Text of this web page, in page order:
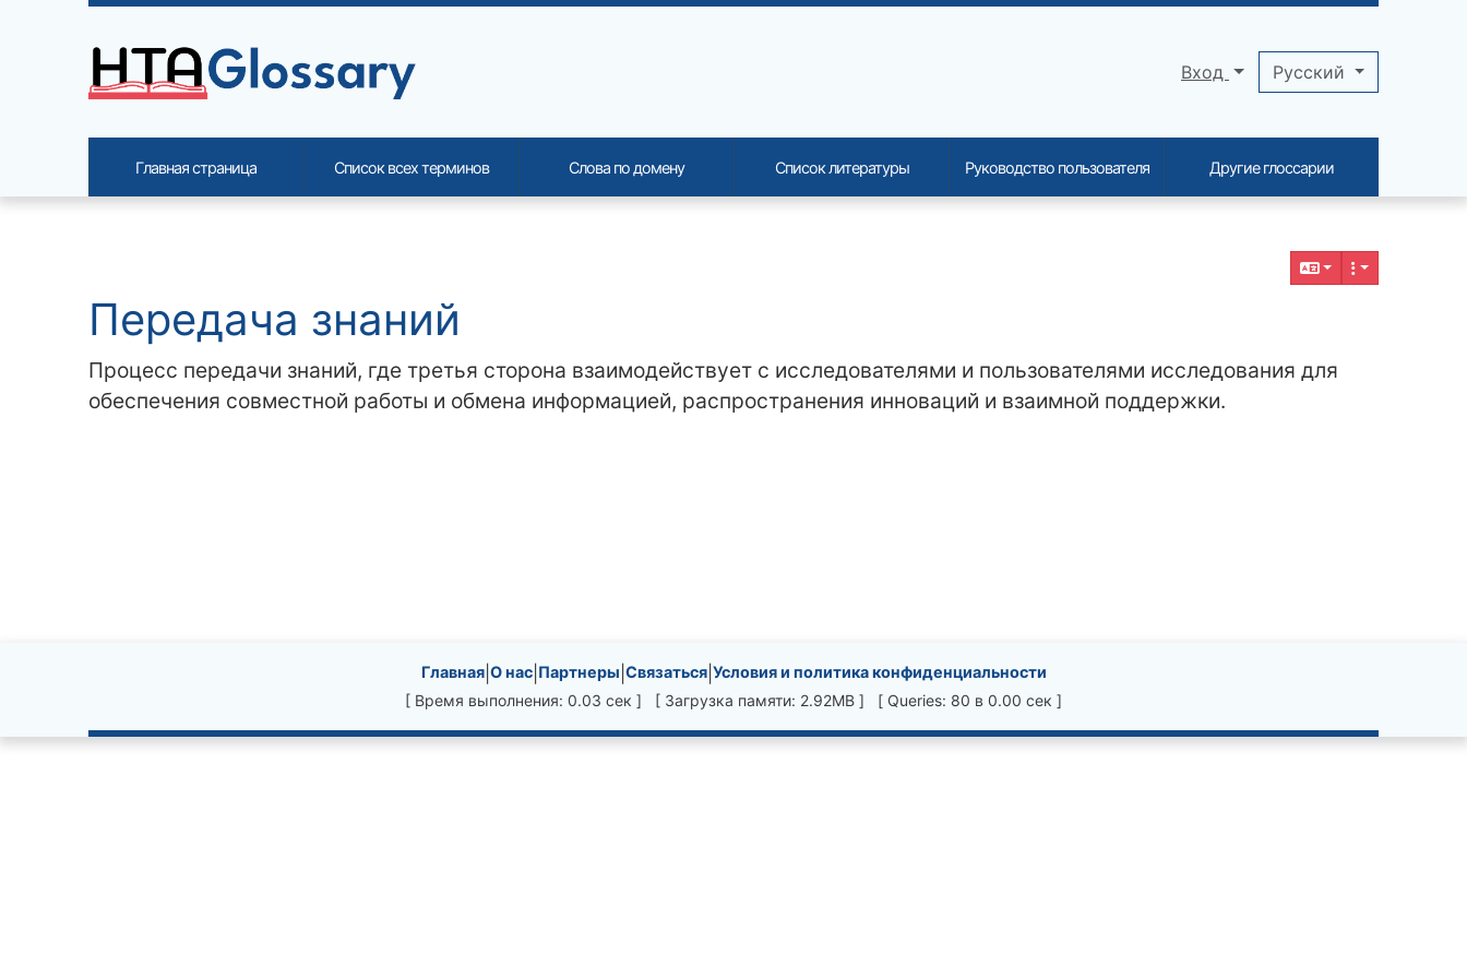
Navigation and related functionality and content
Передача знаний
Процесс передачи знаний, где третья сторона взаимодействует с исследователями и пользователями исследования для
обеспечения совместной работы и обмена информацией, распространения инноваций и взаимной поддержки.
Site information, links, etc.
Главная| О нас| Партнеры Связаться| Условия и политика конфиденциальности
[ Время выполнения: 0.03 сек ] [ Загрузка памяти: 2.92MB ] [ Queries: 80 в 0.00 сек ]
Site identity, navigation, etc.
Вход Pусский
Главная страница Список всех терминов Слова по домену Список литературы Руководство пользователя Другие глоссарии